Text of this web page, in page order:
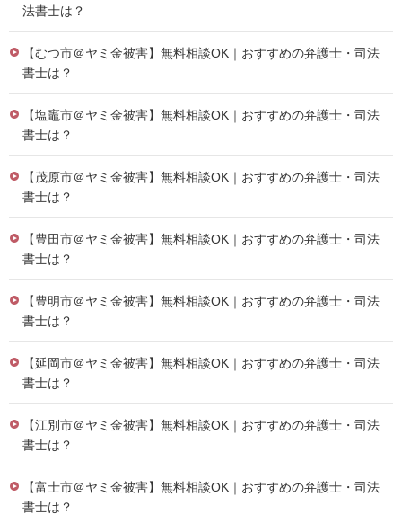
法書士は？
【むつ市＠ヤミ金被害】無料相談OK｜おすすめの弁護士・司法
書士は？
【塩竈市＠ヤミ金被害】無料相談OK｜おすすめの弁護士・司法
書士は？
【茂原市＠ヤミ金被害】無料相談OK｜おすすめの弁護士・司法
書士は？
【豊田市＠ヤミ金被害】無料相談OK｜おすすめの弁護士・司法
書士は？
【豊明市＠ヤミ金被害】無料相談OK｜おすすめの弁護士・司法
書士は？
【延岡市＠ヤミ金被害】無料相談OK｜おすすめの弁護士・司法
書士は？
【江別市＠ヤミ金被害】無料相談OK｜おすすめの弁護士・司法
書士は？
【富士市＠ヤミ金被害】無料相談OK｜おすすめの弁護士・司法
書士は？